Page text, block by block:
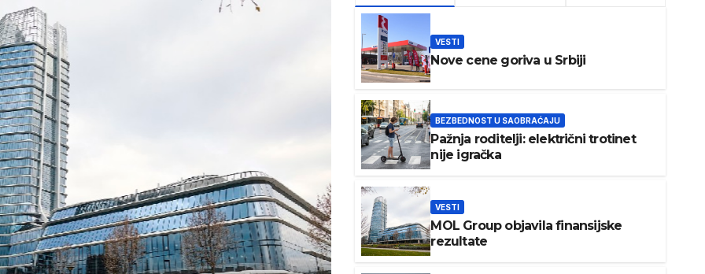
VESTI
Nove cene goriva u Srbiji
BEZBEDNOST U SAOBRAĆAJU
Pažnja roditelji: električni trotinet
nije igračka
VESTI
MOL Group objavila finansijske
rezultate